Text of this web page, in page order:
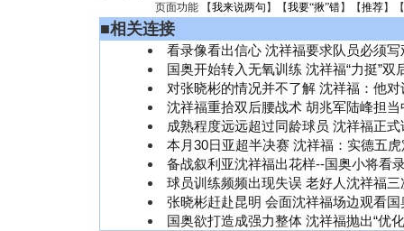
页面功能 【我来说两句 】【我要“揪”错】【推荐】
■相关连接
看录像看出信心 沈祥福要求队员必须
国奥开始转入无氧训练 沈祥福“力挺”双
对张晓彬的情况并不了解 沈祥福：他
沈祥福重拾双后腰战术 胡兆军陆峰担
成熟程度远远超过同龄球员 沈祥福正
本月30日亚超半决赛 沈祥福：实德五
备战叙利亚沈祥福出花样--国奥小将看
球员训练频频出现失误 老好人沈祥福三
张晓彬赶赴昆明 会面沈祥福场边观看
国奥欲打造成强力整体 沈祥福抛出“优